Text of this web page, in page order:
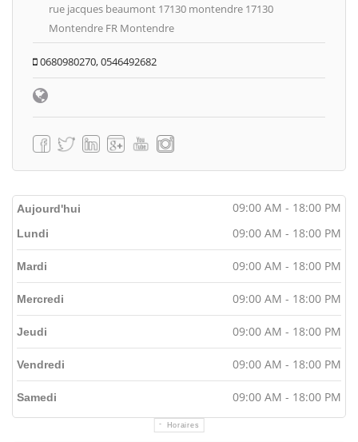
rue jacques beaumont 17130 montendre 17130
Montendre FR Montendre
0680980270, 0546492682
Aujourd'hui 09:00 AM - 18:00 PM
Horaires
Lundi 09:00 AM - 18:00 PM
Mardi 09:00 AM - 18:00 PM
Mercredi 09:00 AM - 18:00 PM
Jeudi 09:00 AM - 18:00 PM
Vendredi 09:00 AM - 18:00 PM
Samedi 09:00 AM - 18:00 PM